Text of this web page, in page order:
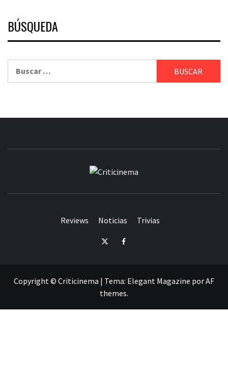
BÚSQUEDA
Reviews Noticias Trivias
TwitterFacebook
Copyright © Criticinema | Tema: Elegant Magazine porAF
themes.